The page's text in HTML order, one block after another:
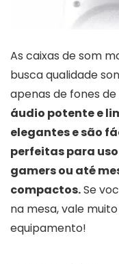
As caixas de som
busca qualidade
apenas de fones de
áudio potente e
elegantes e são
perfeitas para
gamers ou até
compactos.Se
na mesa, vale
equipamento!